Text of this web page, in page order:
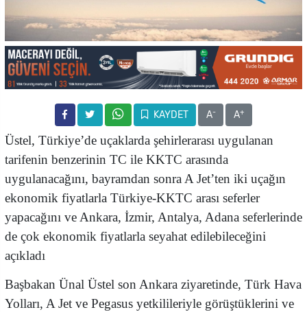
KAYDET A- A+
Üstel, Türkiye’de uçaklarda şehirlerarası uygulanan
tarifenin benzerinin TC ile KKTC arasında
uygulanacağını, bayramdan sonra A Jet’ten iki uçağın
ekonomik fiyatlarla Türkiye-KKTC arası seferler
yapacağını ve Ankara, İzmir, Antalya, Adana seferlerinde
de çok ekonomik fiyatlarla seyahat edilebileceğini
açıkladı
Başbakan Ünal Üstel son Ankara ziyaretinde, Türk Hava
Yolları, A Jet ve Pegasus yetkilileriyle görüştüklerini ve